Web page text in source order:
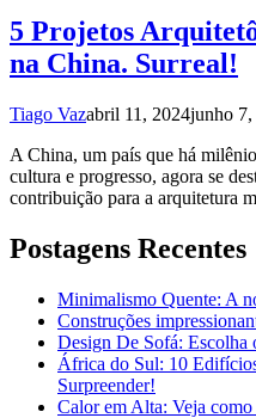
5 Projetos
na China. Surreal!
Tiago Vazabril 11, 2024junho 7,
A China, um país que há
cultura e progresso, agora se
contribuição para a arquitetura
Postagens Recentes
Minimalismo Quente: A
Construções
Design De Sofá:
África do Sul: 10
Surpreender!
Calor em Alta: Veja como